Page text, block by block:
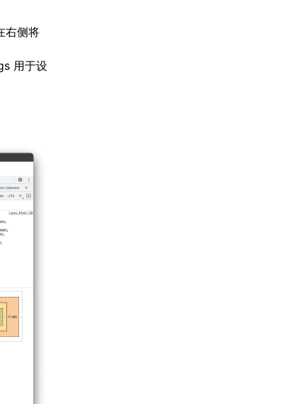
右侧将
用于设